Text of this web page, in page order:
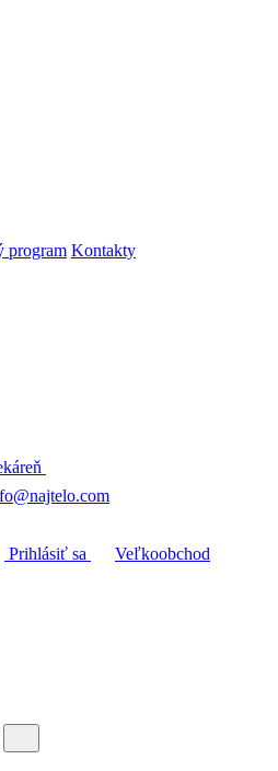
program Kontakty
Prihlásiť sa
Veľkoobchod